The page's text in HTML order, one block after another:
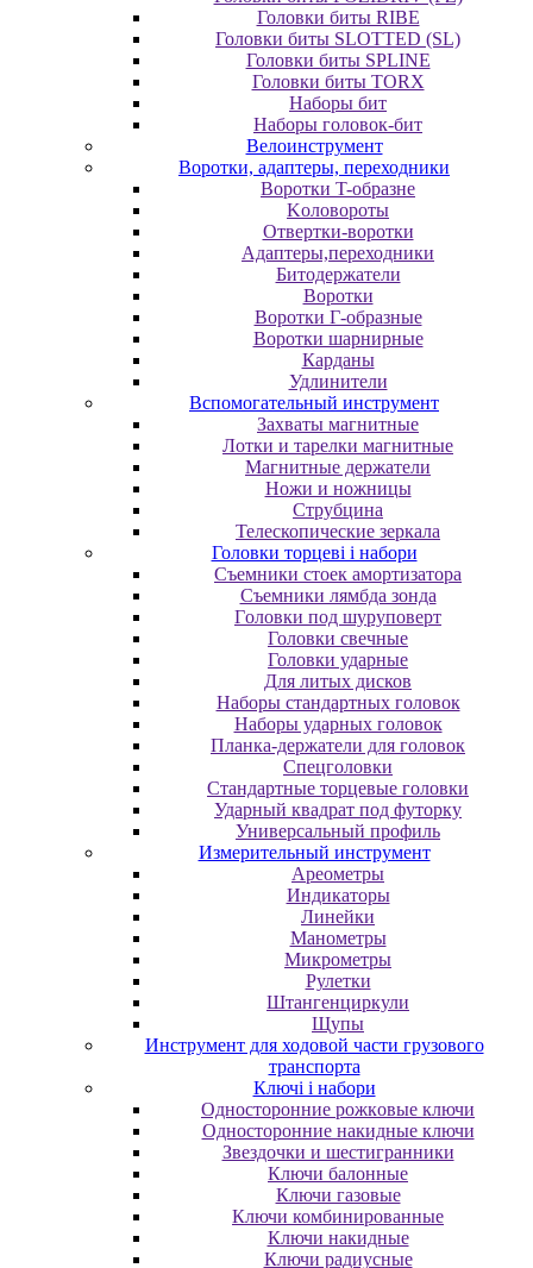
Головки биты RIBE
Головки биты SLOTTED (SL)
Головки биты SPLINE
Головки биты TORX
Наборы бит
Наборы головок-бит
Велоинструмент
Воротки, адаптеры, переходники
Bopoтки T-oбpaзне
Koлoвopoты
Oтвepтки-вopoтки
Адаптеры,переходники
Битодержатели
Воротки
Воротки Г-образные
Воротки шарнирные
Карданы
Удлинители
Вспомогательный инструмент
Захваты магнитные
Лотки и тарелки магнитные
Магнитные держатели
Ножи и ножницы
Струбцина
Телескопические зеркала
Головки торцеві і набори
Cъeмники cтoeк aмopтизaтopa
Cъeмники лямбдa зoндa
Гoлoвки пoд шуpупoвepт
Головки свечные
Головки ударные
Для литых дисков
Наборы стандартных головок
Наборы ударных головок
Планка-держатели для головок
Спецголовки
Стандартные торцевые головки
Ударный квадрат под футорку
Универсальный профиль
Измерительный инструмент
Ареометры
Индикаторы
Линейки
Манометры
Микрометры
Рулетки
Штангенциркули
Щупы
Инструмент для ходовой части грузового
транспорта
Ключі і набори
Oднocтopoнниe poжкoвыe ключи
Oднocтopoнниe нaкидныe ключи
Звездочки и шестигранники
Ключи балонные
Ключи газовые
Ключи комбинированные
Ключи накидные
Ключи радиусные